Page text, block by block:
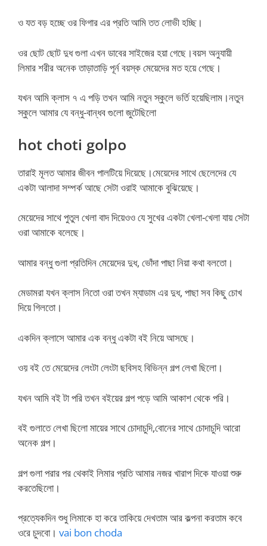
ও যত বড় হচ্ছে ওর ফিগার এর প্রতি আমি তত লোভী হচ্ছি।
ওর ছোট ছোট দুধ গুলা এখন ডাবের সাইজের হয়া গেছে।বয়স অনুযায়ী
লিমার শরীর অনেক তাড়াতাড়ি পূর্ন বয়স্ক মেয়েদের মত হয়ে গেছে।
যখন আমি ক্লাস ৭ এ পড়ি তখন আমি নতুন স্কুলে ভর্তি হয়েছিলাম।নতুন
স্কুলে আমার যে বন্ধু-বান্ধব গুলো জুটেছিলো
hot choti golpo
তারাই মূলত আমার জীবন পালটিয়ে দিয়েছে।মেয়েদের সাথে ছেলেদের যে
একটা আলাদা সম্পর্ক আছে সেটা ওরাই আমাকে বুঝিয়েছে।
মেয়েদের সাথে পুতুল খেলা বাদ দিয়েওও যে সুখের একটা খেলা-খেলা যায় সেটা
ওরা আমাকে বলেছে।
আমার বন্ধু গুলা প্রতিদিন মেয়েদের দুধ, ভোঁদা পাছা নিয়া কথা বলতো।
মেডামরা যখন ক্লাস নিতো ওরা তখন ম্যাডাম এর দুধ, পাছা সব কিছু চোখ
দিয়ে গিলতো।
একদিন ক্লাসে আমার এক বন্ধু একটা বই নিয়ে আসছে।
ওয় বই তে মেয়েদের লেংটা লেংটা ছবিসহ বিভিন্ন গল্প লেখা ছিলো।
যখন আমি বই টা পরি তখন বইয়ের গল্প পড়ে আমি আকাশ থেকে পরি।
বই গুলাতে লেখা ছিলো মায়ের সাথে চোদাচুদি,বোনের সাথে চোদাচুদি আরো
অনেক গল্প।
গল্প গুলা পরার পর থেকাই লিমার প্রতি আমার নজর খারাপ দিকে যাওয়া শুরু
করতেছিলো।
প্রত্যেকদিন শুধু লিমাকে হা করে তাকিয়ে দেখতাম আর কল্পনা করতাম কবে
ওরে চুদবো। vai bon choda